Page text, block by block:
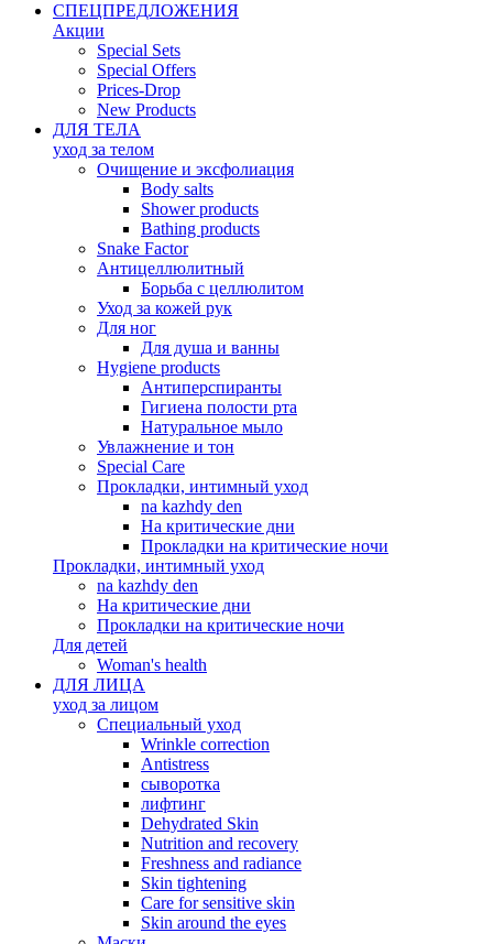
СПЕЦПРЕДЛОЖЕНИЯ
Акции
Special Sets
Special Offers
Prices-Drop
New Products
ДЛЯ ТЕЛА
уход за телом
Oчищение и эксфолиация
Body salts
Shower products
Bathing products
Snake Factor
Антицеллюлитный
Борьба с целлюлитом
Уход за кожей рук
Для ног
Для душа и ванны
Hygiene products
Антиперспиранты
Гигиена полости рта
Натуральное мыло
Увлажнение и тон
Special Care
Прокладки, интимный уход
na kazhdy den
На критические дни
Прокладки на критические ночи
Прокладки, интимный уход
na kazhdy den
На критические дни
Прокладки на критические ночи
Для детей
Woman's health
ДЛЯ ЛИЦА
уход за лицом
Специальный уход
Wrinkle correction
Antistress
сыворотка
лифтинг
Dehydrated Skin
Nutrition and recovery
Freshness and radiance
Skin tightening
Care for sensitive skin
Skin around the eyes